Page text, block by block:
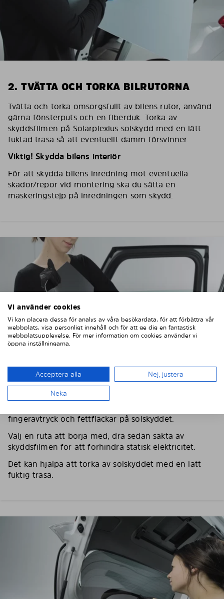
2. TVÄTTA OCH TORKA BILRUTORNA
Tvätta och torka omsorgsfullt av bilens rutor, använd
gärna fönsterputs och en fiberduk. Torka av
skyddsfilmen på Solarplexius solskydd med en lätt
fuktad trasa så att eventuellt damm försvinner.
Viktig! Skydda bilens interiör
För att skydda bilens inredning mot eventuella
skador/repor vid montering ska du sätta en
maskeringstejp på inredningen som skydd.
3. TA BORT SKYDDSFILMEN
fingeravtryck och fettfläckar på solskyddet.
Välj en ruta att börja med, dra sedan sakta av
skyddsfilmen för att förhindra statisk elektricitet.
Det kan hjälpa att torka av solskyddet med en lätt
fuktig trasa.
Vi använder cookies
Vi kan placera dessa för analys av våra besökardata, för att förbättra vår
webbplats, visa personligt innehåll och för att ge dig en fantastisk
webbplatsupplevelse. För mer information om cookies använder vi
öppna inställningarna.
Acceptera alla Nej, justera
Neka